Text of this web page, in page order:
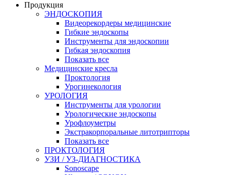
Продукция
ЭНДОСКОПИЯ
Видеорекордеры медицинские
Гибкие эндоскопы
Инструменты для эндоскопии
Гибкая эндоскопия
Показать все
Медицинские кресла
Проктология
Урогинекология
УРОЛОГИЯ
Инструменты для урологии
Урологические эндоскопы
Урофлоуметры
Экстракорпоральные литотрипторы
Показать все
ПРОКТОЛОГИЯ
УЗИ / УЗ-ДИАГНОСТИКА
Sonoscape